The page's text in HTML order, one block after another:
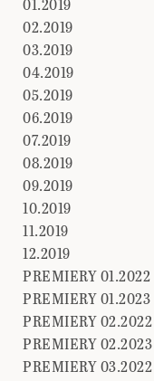
02.2019
03.2019
04.2019
05.2019
06.2019
07.2019
08.2019
09.2019
10.2019
11.2019
12.2019
PREMIERY 01.2022
PREMIERY 01.2023
PREMIERY 02.2022
PREMIERY 02.2023
PREMIERY 03.2022